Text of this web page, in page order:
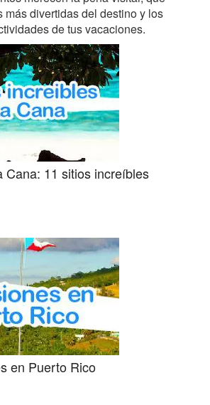
más divertidas del destino y los
de tus vacaciones.
Cana: 11 sitios increíbles
en Puerto Rico